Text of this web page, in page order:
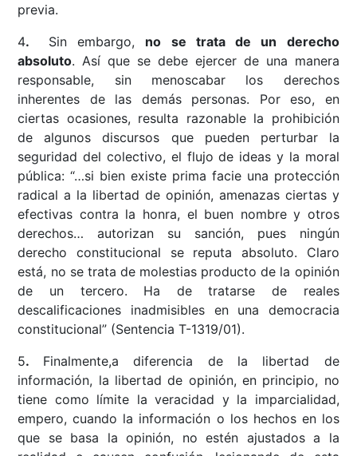
previa.
4. Sin embargo, no se trata de un derecho
absoluto. Así que se debe ejercer de una manera
responsable, sin menoscabar los derechos
inherentes de las demás personas. Por eso, en
ciertas ocasiones, resulta razonable la prohibición
de algunos discursos que pueden perturbar la
seguridad del colectivo, el flujo de ideas y la moral
pública: “…si bien existe prima facie una protección
radical a la libertad de opinión, amenazas ciertas y
efectivas contra la honra, el buen nombre y otros
derechos… autorizan su sanción, pues ningún
derecho constitucional se reputa absoluto. Claro
está, no se trata de molestias producto de la opinión
de un tercero. Ha de tratarse de reales
descalificaciones inadmisibles en una democracia
constitucional” (Sentencia T-1319/01).
5. Finalmente,a diferencia de la libertad de
información, la libertad de opinión, en principio, no
tiene como límite la veracidad y la imparcialidad,
empero, cuando la información o los hechos en los
que se basa la opinión, no estén ajustados a la